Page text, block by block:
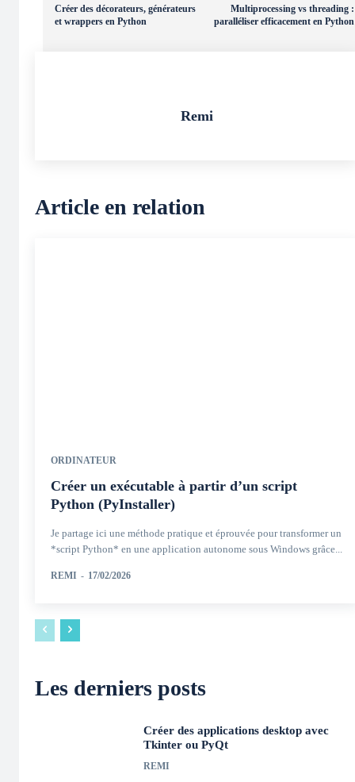
Créer des décorateurs, générateurs
et wrappers en Python
Multiprocessing vs threading :
paralléliser efficacement en Python
Remi
Article en relation
ORDINATEUR
Créer un exécutable à partir d’un script
Python (PyInstaller)
Je partage ici une méthode pratique et éprouvée pour transformer un
*script Python* en une application autonome sous Windows grâce...
REMI - 17/02/2026
Les derniers posts
Créer des applications desktop avec
Tkinter ou PyQt
REMI